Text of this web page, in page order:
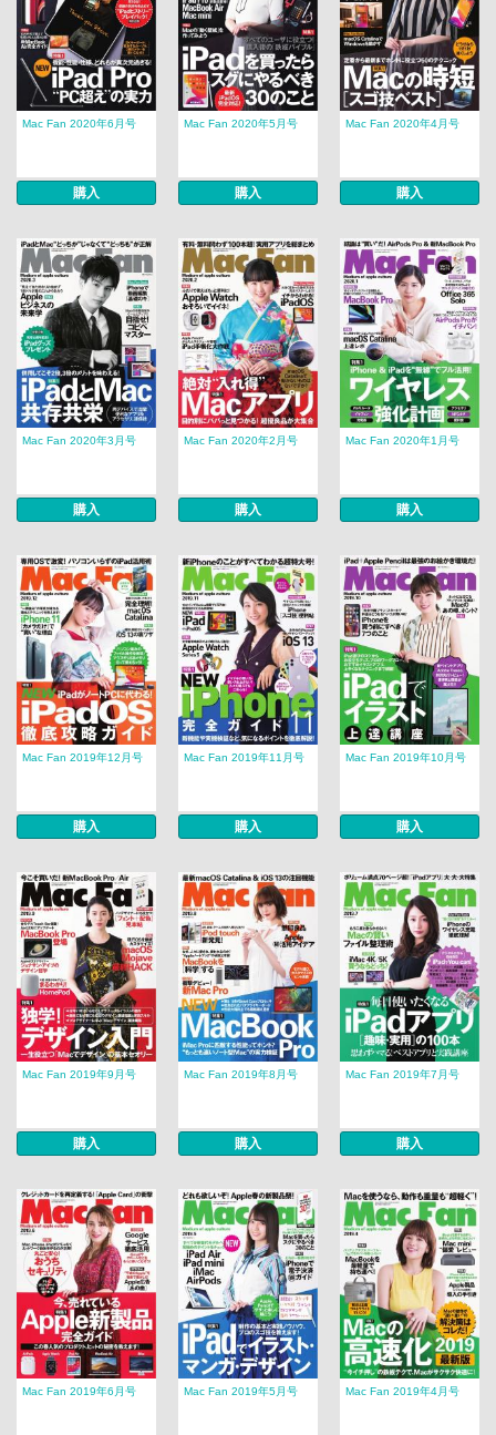
Mac Fan 2020年6月号
購入
Mac Fan 2020年5月号
購入
Mac Fan 2020年4月号
購入
Mac Fan 2020年3月号
購入
Mac Fan 2020年2月号
購入
Mac Fan 2020年1月号
購入
Mac Fan 2019年12月号
購入
Mac Fan 2019年11月号
購入
Mac Fan 2019年10月号
購入
Mac Fan 2019年9月号
購入
Mac Fan 2019年8月号
購入
Mac Fan 2019年7月号
購入
Mac Fan 2019年6月号 Mac Fan 2019年5月号 Mac Fan 2019年4月号